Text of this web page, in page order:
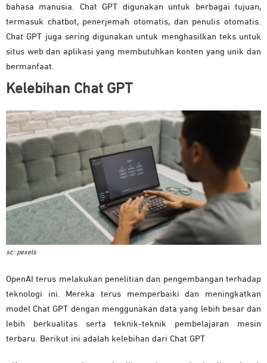
bahasa manusia. Chat GPT digunakan untuk berbagai tujuan,
termasuk chatbot, penerjemah otomatis, dan penulis otomatis.
Chat GPT juga sering digunakan untuk menghasilkan teks untuk
situs web dan aplikasi yang membutuhkan konten yang unik dan
bermanfaat.
Kelebihan Chat GPT
sc: pexels
OpenAI terus melakukan penelitian dan pengembangan terhadap
teknologi ini. Mereka terus memperbaiki dan meningkatkan
model Chat GPT dengan menggunakan data yang lebih besar dan
lebih berkualitas serta teknik-teknik pembelajaran mesin
terbaru. Berikut ini adalah kelebihan dari Chat GPT